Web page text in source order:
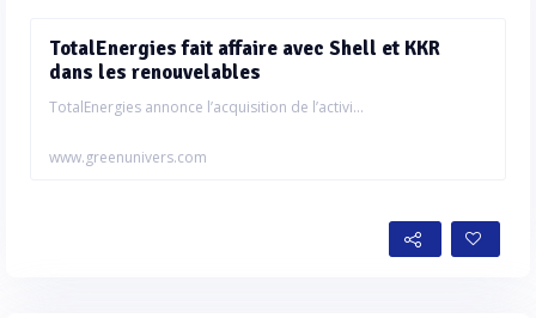
TotalEnergies fait affaire avec Shell et KKR
dans les renouvelables
TotalEnergies annonce l’acquisition de l’activi...
www.greenunivers.com